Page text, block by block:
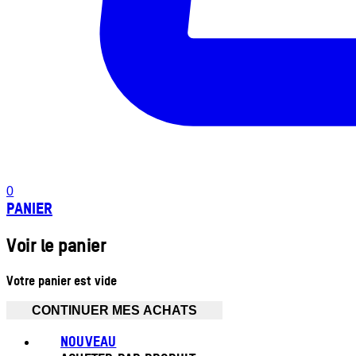
0
PANIER
Voir le panier
Votre panier est vide
CONTINUER MES ACHATS
NOUVEAU